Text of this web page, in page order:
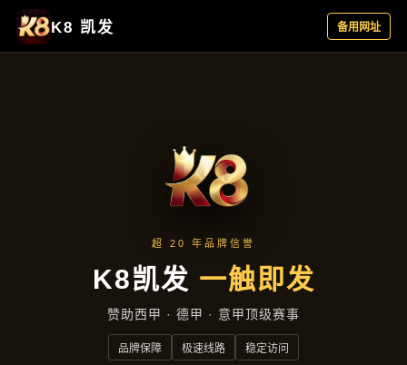
热点聚焦
首页 热点聚焦